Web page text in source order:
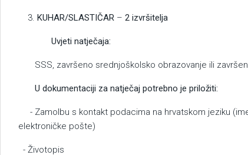
KUHAR/SLASTIČAR – 2 izvršitelja
Uvjeti natječaja:
SSS, završeno srednjoškolsko obrazovanje ili
U dokumentaciji za natječaj potrebno je priložiti:
- Zamolbu s kontakt podacima na hrvatskom jeziku
elektroničke pošte)
- Životopis